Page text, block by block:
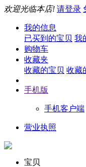
欢迎光临本店! 请登录
我的信息
已买到的宝贝 我
购物车
收藏夹
收藏的宝贝 收藏
手机版
手机客户端
营业执照
宝贝